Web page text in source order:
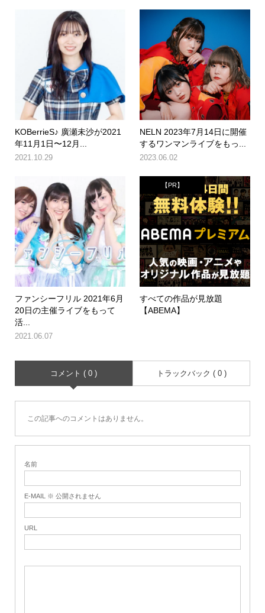
KOBerrieS♪ 廣瀬未沙が2021
年11月1日〜12月...
2021.10.29
NELN 2023年7月14日に開催
するワンマンライブをもっ...
2023.06.02
ファンシーフリル 2021年6月
20日の主催ライブをもって
活...
2021.06.07
【PR】
すべての作品が見放題
【ABEMA】
コメント ( 0 ) トラックバック ( 0 )
この記事へのコメントはありません。
名前
E-MAIL ※ 公開されません
URL